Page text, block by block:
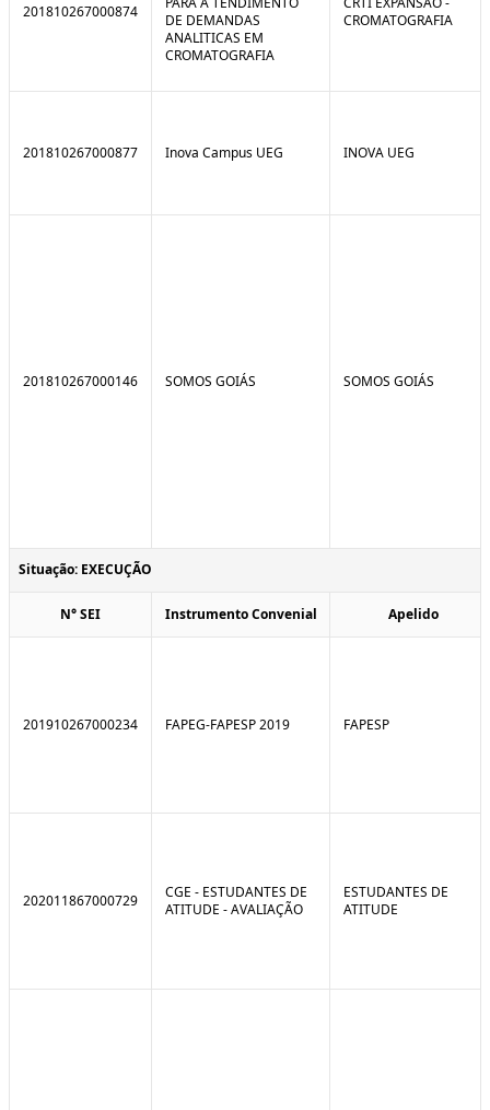
201810267000874
DE DEMANDAS
ANALITICAS EM
CROMATOGRAFIA
CROMATOGRAFIA
201810267000877 Inova Campus UEG INOVA UEG
201810267000146 SOMOS GOIÁS SOMOS GOIÁS
Situação: EXECUÇÃO
N° SEI Instrumento Convenial Apelido
201910267000234 FAPEG-FAPESP 2019 FAPESP
202011867000729
CGE - ESTUDANTES DE
ATITUDE - AVALIAÇÃO
ESTUDANTES DE
ATITUDE